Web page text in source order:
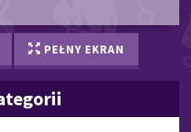
PEŁNY EKRAN